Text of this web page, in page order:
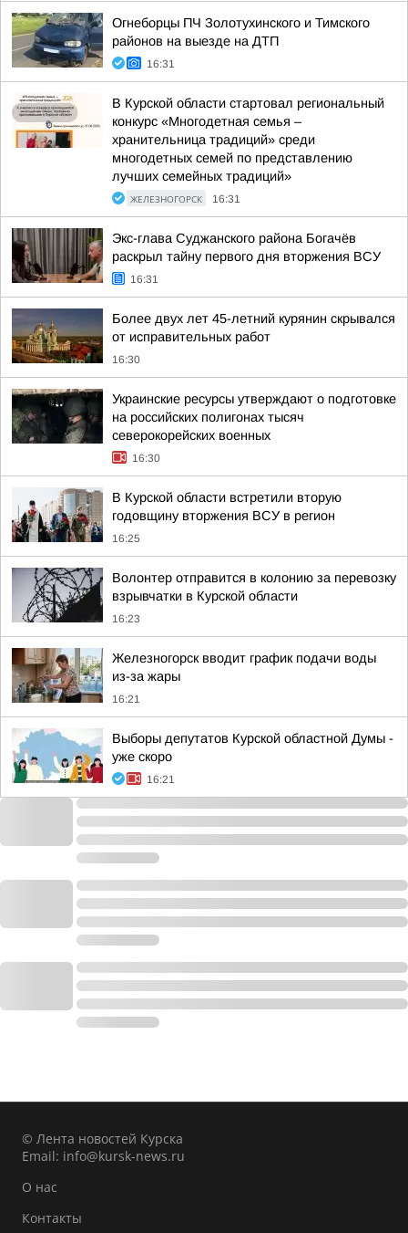
Огнеборцы ПЧ Золотухинского и Тимского
районов на выезде на ДТП
16:31
В Курской области стартовал региональный
конкурс «Многодетная семья –
хранительница традиций» среди
многодетных семей по представлению
лучших семейных традиций»
ЖЕЛЕЗНОГОРСК 16:31
Экс-глава Суджанского района Богачёв
раскрыл тайну первого дня вторжения ВСУ
16:31
Более двух лет 45-летний курянин скрывался
от исправительных работ
16:30
Украинские ресурсы утверждают о подготовке
на российских полигонах тысяч
северокорейских военных
16:30
В Курской области встретили вторую
годовщину вторжения ВСУ в регион
16:25
Волонтер отправится в колонию за перевозку
взрывчатки в Курской области
16:23
Железногорск вводит график подачи воды
из-за жары
16:21
Выборы депутатов Курской областной Думы -
уже скоро
16:21
© Лента новостей Курска
Email: info@kursk-news.ru
О нас
Контакты